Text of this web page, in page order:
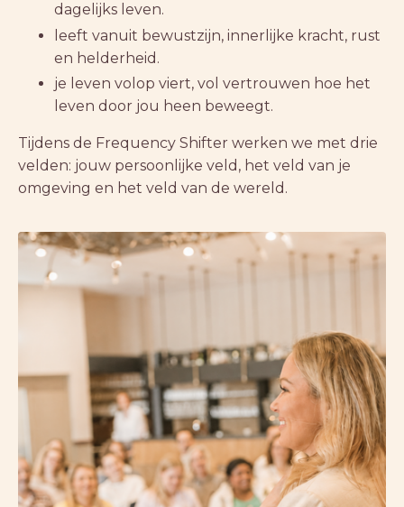
dagelijks leven.
leeft vanuit bewustzijn, innerlijke kracht, rust
en helderheid.
je leven volop viert, vol vertrouwen hoe het
leven door jou heen beweegt.
Tijdens de Frequency Shifter werken we met drie
velden: jouw persoonlijke veld, het veld van je
omgeving en het veld van de wereld.